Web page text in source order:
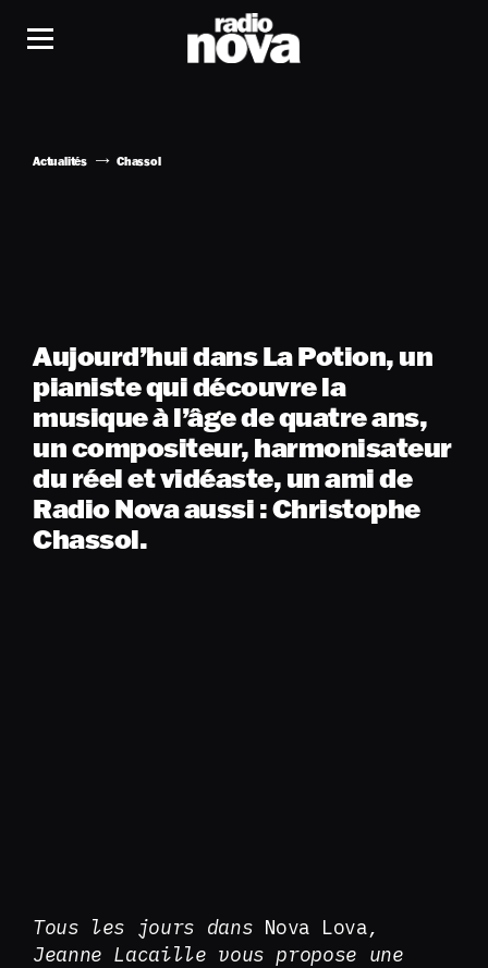
Actualités Chassol
Aujourd’hui dans La Potion, un
pianiste qui découvre la
musique à l’âge de quatre ans,
un compositeur, harmonisateur
du réel et vidéaste, un ami de
Radio Nova aussi : Christophe
Chassol.
Tous les jours dans Nova Lova,
Jeanne Lacaille vous propose une